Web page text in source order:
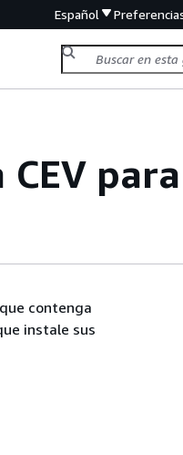
Español
contenga
instale sus